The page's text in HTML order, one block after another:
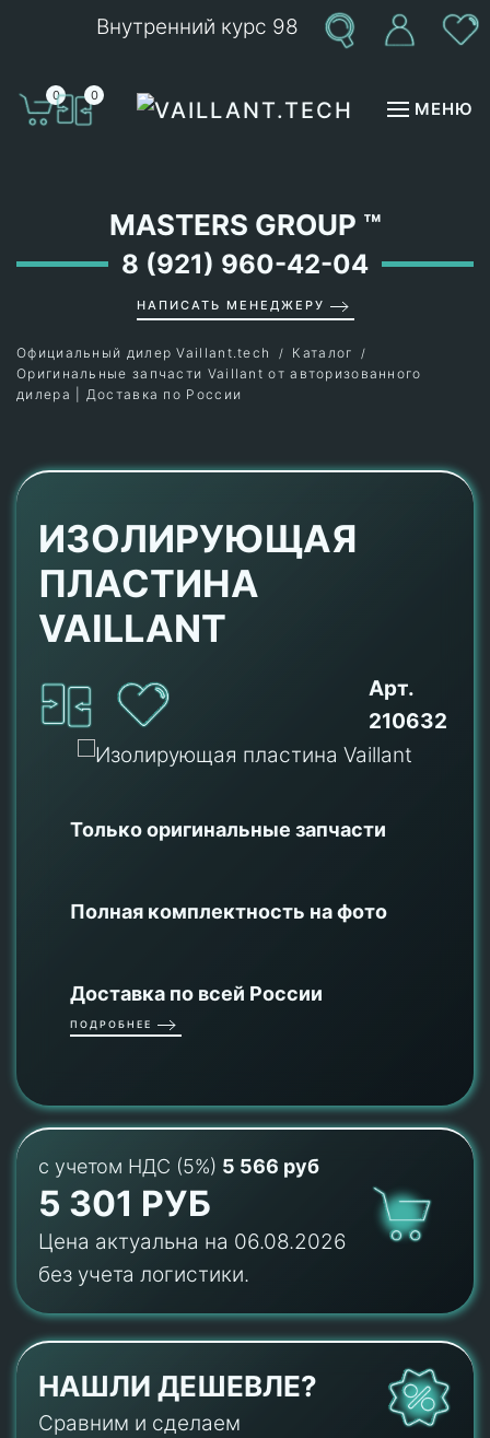
Внутренний курс 98
0 0
МЕНЮ
MASTERS GROUP ™
8 (921) 960-42-04
НАПИСАТЬ МЕНЕДЖЕРУ
Официальный дилер Vaillant.tech
Каталог
Оригинальные запчасти Vaillant от авторизованного
дилера | Доставка по России
ИЗОЛИРУЮЩАЯ
ПЛАСТИНА
VAILLANT
Арт.
210632
Только оригинальные запчасти
Полная комплектность на фото
Доставка по всей России
ПОДРОБНЕЕ
с учетом НДС (5%) 5 566 руб
5 301 РУБ
Цена актуальна на 06.08.2026
без учета логистики.
НАШЛИ ДЕШЕВЛЕ?
Сравним и сделаем